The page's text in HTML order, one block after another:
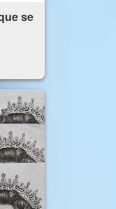
se